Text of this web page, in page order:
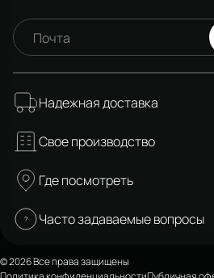
Почта
Надежная доставка
Свое производство
Где посмотреть
Часто задаваемые вопросы
© 2026 Все права защищены